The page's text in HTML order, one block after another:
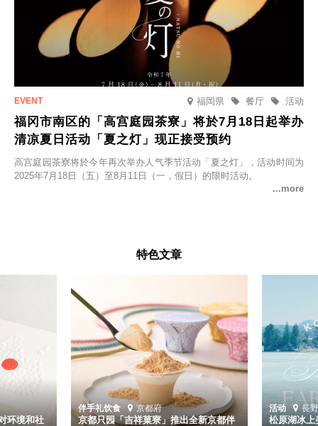
福岡県 活动
餐厅
福冈市南区的「高宫庭园茶寮」将於7月18日起举办
清凉夏日活动「夏之灯」现正接受预约
高宫庭园茶寮将於今年再次举办人气季节活动「夏之灯」，活动时间为
2025年7月18日（五）至8月11日（一，假日）的限时活动。
特色文章
环境和社
伴手礼饮食 京都府
京都只园「吉祥菓寮」推出全新京都伴
活动 長
松原湖冰